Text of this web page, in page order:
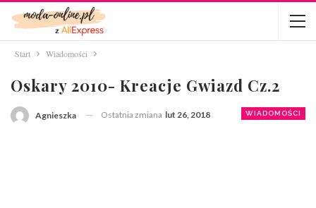
Start Wiadomości
Oskary 2010- Kreacje Gwiazd Cz.2
WIADOMOŚCI
Agnieszka Ostatnia zmiana lut 26, 2018